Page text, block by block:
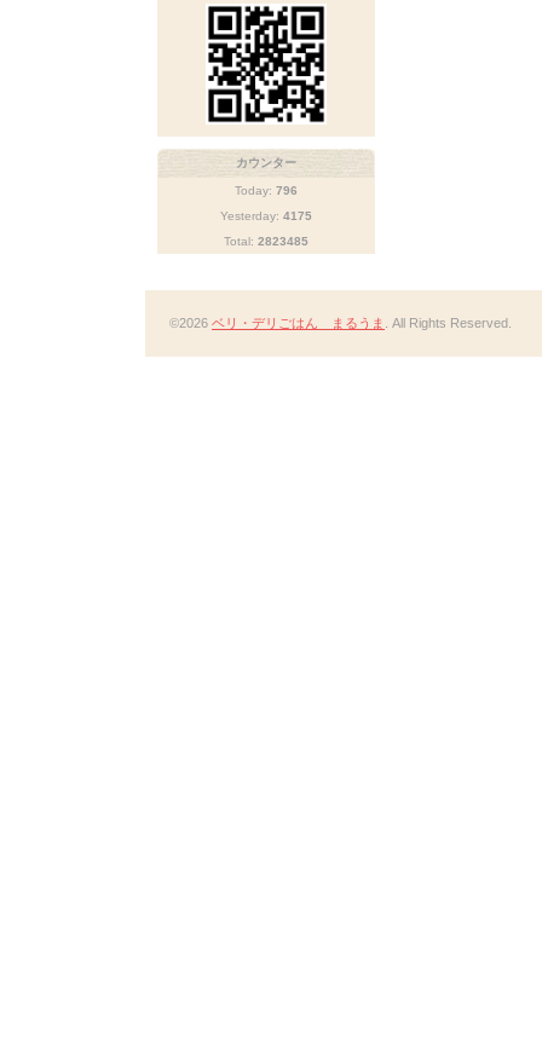
カウンター
Today: 796
Yesterday: 4175
Total: 2823485
©2026 ベリ・デリごはん まるうま . All Rights Reserved.